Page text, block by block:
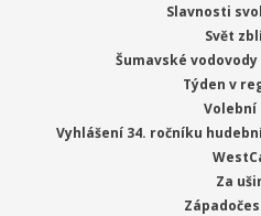
Slavnosti
Svět
Šumavské
Týden v
Volební
Vyhlášení 34. ročníku
Za